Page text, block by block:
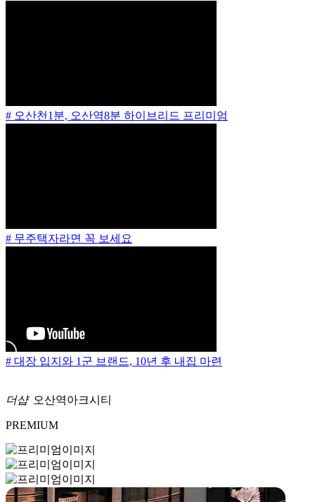
# 오산천1분, 오산역8분 하이브리드 프리미엄
# 무주택자라면 꼭 보세요
# 대장 입지와 1군 브랜드, 10년 후 내집 마련
더샵 오산역아크시티
PREMIUM